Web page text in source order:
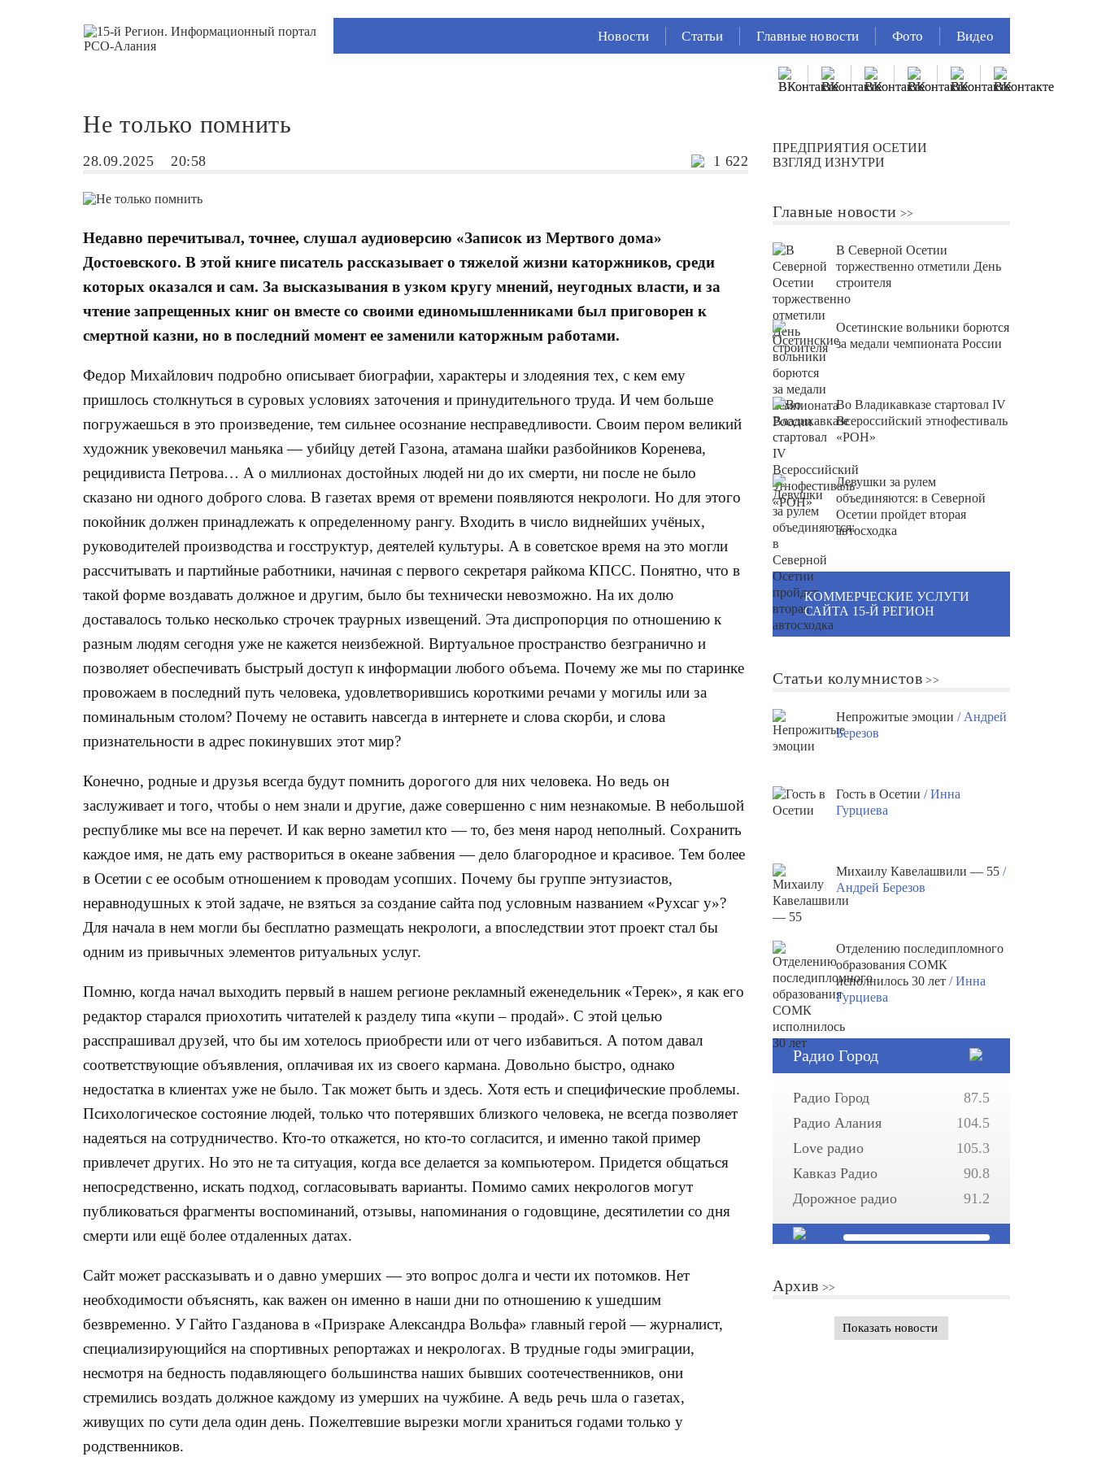
1.49 м/с
Новости Статьи Главные новости Фото Видео
Не только помнить
28.09.2025 20:58 1 622
Недавно перечитывал, точнее, слушал аудиоверсию «Записок из Мертвого дома»
Достоевского. В этой книге писатель рассказывает о тяжелой жизни каторжников, среди
которых оказался и сам. За высказывания в узком кругу мнений, неугодных власти, и за
чтение запрещенных книг он вместе со своими единомышленниками был приговорен к
смертной казни, но в последний момент ее заменили каторжным работами.
Федор Михайлович подробно описывает биографии, характеры и злодеяния тех, с кем ему
пришлось столкнуться в суровых условиях заточения и принудительного труда. И чем больше
погружаешься в это произведение, тем сильнее осознание несправедливости. Своим пером великий
художник увековечил маньяка — убийцу детей Газона, атамана шайки разбойников Коренева,
рецидивиста Петрова… А о миллионах достойных людей ни до их смерти, ни после не было
сказано ни одного доброго слова. В газетах время от времени появляются некрологи. Но для этого
покойник должен принадлежать к определенному рангу. Входить в число виднейших учёных,
руководителей производства и госструктур, деятелей культуры. А в советское время на это могли
рассчитывать и партийные работники, начиная с первого секретаря райкома КПСС. Понятно, что в
такой форме воздавать должное и другим, было бы технически невозможно. На их долю
доставалось только несколько строчек траурных извещений. Эта диспропорция по отношению к
разным людям сегодня уже не кажется неизбежной. Виртуальное пространство безгранично и
позволяет обеспечивать быстрый доступ к информации любого объема. Почему же мы по старинке
провожаем в последний путь человека, удовлетворившись короткими речами у могилы или за
поминальным столом? Почему не оставить навсегда в интернете и слова скорби, и слова
признательности в адрес покинувших этот мир?
Конечно, родные и друзья всегда будут помнить дорогого для них человека. Но ведь он
заслуживает и того, чтобы о нем знали и другие, даже совершенно с ним незнакомые. В небольшой
республике мы все на перечет. И как верно заметил кто — то, без меня народ неполный. Сохранить
каждое имя, не дать ему раствориться в океане забвения — дело благородное и красивое. Тем более
в Осетии с ее особым отношением к проводам усопших. Почему бы группе энтузиастов,
неравнодушных к этой задаче, не взяться за создание сайта под условным названием «Рухсаг у»?
Для начала в нем могли бы бесплатно размещать некрологи, а впоследствии этот проект стал бы
одним из привычных элементов ритуальных услуг.
Помню, когда начал выходить первый в нашем регионе рекламный еженедельник «Терек», я как его
редактор старался приохотить читателей к разделу типа «купи – продай». С этой целью
расспрашивал друзей, что бы им хотелось приобрести или от чего избавиться. А потом давал
соответствующие объявления, оплачивая их из своего кармана. Довольно быстро, однако
недостатка в клиентах уже не было. Так может быть и здесь. Хотя есть и специфические проблемы.
Психологическое состояние людей, только что потерявших близкого человека, не всегда позволяет
надеяться на сотрудничество. Кто-то откажется, но кто-то согласится, и именно такой пример
привлечет других. Но это не та ситуация, когда все делается за компьютером. Придется общаться
непосредственно, искать подход, согласовывать варианты. Помимо самих некрологов могут
публиковаться фрагменты воспоминаний, отзывы, напоминания о годовщине, десятилетии со дня
смерти или ещё более отдаленных датах.
Сайт может рассказывать и о давно умерших — это вопрос долга и чести их потомков. Нет
необходимости объяснять, как важен он именно в наши дни по отношению к ушедшим
безвременно. У Гайто Газданова в «Призраке Александра Вольфа» главный герой — журналист,
специализирующийся на спортивных репортажах и некрологах. В трудные годы эмиграции,
несмотря на бедность подавляющего большинства наших бывших соотечественников, они
стремились воздать должное каждому из умерших на чужбине. А ведь речь шла о газетах,
живущих по сути дела один день. Пожелтевшие вырезки могли храниться годами только у
родственников.
ПРЕДПРИЯТИЯ ОСЕТИИ
ВЗГЛЯД ИЗНУТРИ
Главные новости
В Северной Осетии
торжественно отметили День
строителя
Осетинские вольники борются
за медали чемпионата России
Во Владикавказе стартовал IV
Всероссийский этнофестиваль
«РОН»
Девушки за рулем
объединяются: в Северной
Осетии пройдет вторая
автосходка
КОММЕРЧЕСКИЕ УСЛУГИ
САЙТА 15-Й РЕГИОН
Статьи колумнистов
Непрожитые эмоции/ Андрей
Березов
Гость в Осетии/ Инна
Гурциева
Михаилу Кавелашвили — 55/
Андрей Березов
Отделению последипломного
образования СОМК
исполнилось 30 лет/ Инна
Гурциева
Радио Город
Радио Город
87.5
Радио Алания
104.5
Love радио
105.3
Кавказ Радио
90.8
Дорожное радио
91.2
Архив
Показать новости